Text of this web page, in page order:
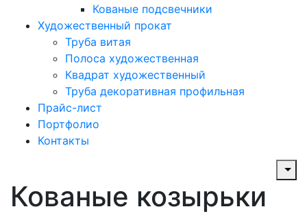
Кованые подсвечники
Художественный прокат
Труба витая
Полоса художественная
Квадрат художественный
Труба декоративная профильная
Прайс-лист
Портфолио
Контакты
Кованые козырьки